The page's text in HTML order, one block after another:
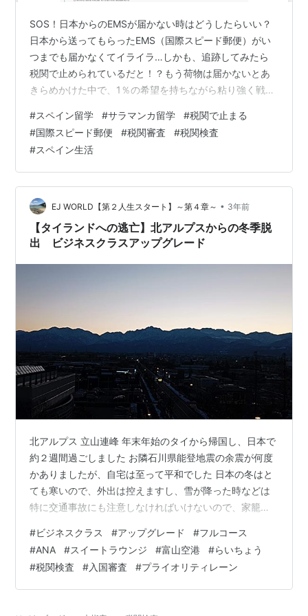
SOS！日本からのEMSが届かない時はどうしたらいい？
日本から送ってもらったEMS（国際スピード郵便）がい
つまでも届かなくてイライラ…しかも、追跡してみたら
税関で止められているだと！？もう荷物は届かないとあ
きらめかけた中で、1％の希望を持ちながら粘り強く戦い
も詳しく解説します！少しでも参考になれば嬉しいで
す。 内容品：インスタント麺、日本のお菓子、パスタソ
ースなど 総重量：6,555g 内容品合計：3,950円 タイ
プ：贈物（Gift） ちなみに、こういった情報はラベルに
載っているので、差出人にラベルの写真を送ってもらう
と良いです。 【日本…
#スペイン留学 #サラマンカ留学 #税関で止まる
#国際スピード郵便 #税関審査 #税関検査
#スペイン生活
EJ WORLD【第２人生スタート】～第４章～ • 3年前
【タイランドへの逃亡】北アルプスからの冬季脱
出 ビジネスクラスアップグレード
北アルプス 立山連峰 年末年始のタイから帰国し、日本で
約２週間過ごしました お隣石川県能登地震の余震が何度
かありましたが、自宅は至って平和でした 日本の冬はと
ても寒いので、外出は控えますし、雪が降った時などは
特に交通事故にも注意しなければいけないので、家籠り
亡するのに限るということで、予定通りに微笑みの国タ
イランドへ出発です 富山きときと空港の看板 朝一の便で
まずは羽田空港へ向かいます 空港の展望台に上ると、遠
くには立山連峰が見えます 早朝まだ少し暗いですね ボー
#ビジネスクラス #アップグレード #フルコース
#ANA #スイートラウンジ #富山空港 #らいちょう
#税関検査 #入国審査 #プライオリティレーン